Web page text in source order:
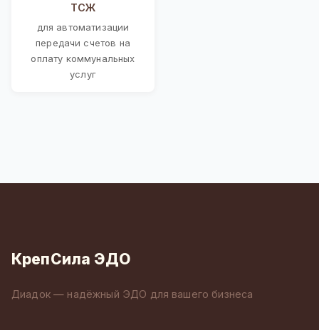
ТСЖ
для автоматизации
передачи счетов на
оплату коммунальных
услуг
КрепСила ЭДО
Диадок — надёжный ЭДО для вашего бизнеса